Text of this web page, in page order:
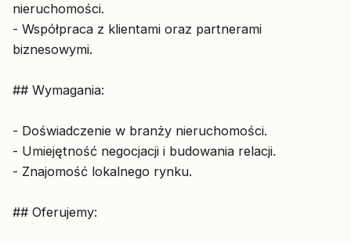
nieruchomości.
- Współpraca z klientami oraz partnerami
biznesowymi.
## Wymagania:
- Doświadczenie w branży nieruchomości.
- Umiejętność negocjacji i budowania relacji.
- Znajomość lokalnego rynku.
## Oferujemy: